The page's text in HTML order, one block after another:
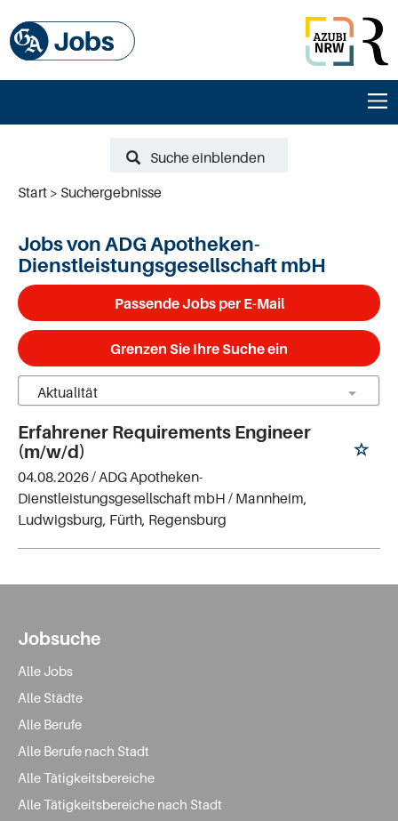
Suche einblenden
Start
Suchergebnisse
Jobs von ADG Apotheken-
Dienstleistungsgesellschaft mbH
Passende Jobs per E-Mail
Grenzen Sie Ihre Suche ein
Erfahrener Requirements Engineer
(m/w/d)
04.08.2026 /ADG Apotheken-
Dienstleistungsgesellschaft mbH / Mannheim,
Ludwigsburg, Fürth, Regensburg
Jobsuche
Alle Jobs
Alle Städte
Alle Berufe
Alle Berufe nach Stadt
Alle Tätigkeitsbereiche
Alle Tätigkeitsbereiche nach Stadt